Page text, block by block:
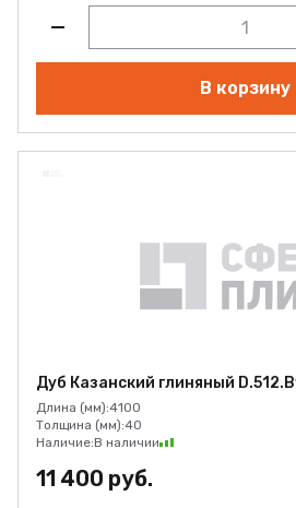
В корзину
Дуб Казанский глиняный
Длина (мм):4100
Толщина (мм):40
Наличие:В наличии
11 400 руб.